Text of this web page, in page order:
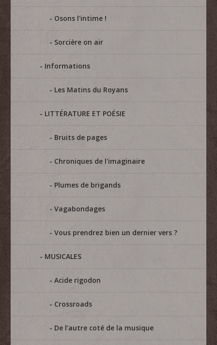
Osons l'intime !
Sorcière on air
Informations
Les Matins du Royans
LITTÉRATURE ET POÉSIE
Bruits de pages
Chroniques de l'imaginaire
Plumes de brigands
Vagabondages
Vous prendrez bien un dernier vers ?
MUSICALES
Acide rigodon
Crossroads
De l'autre coté de la musique